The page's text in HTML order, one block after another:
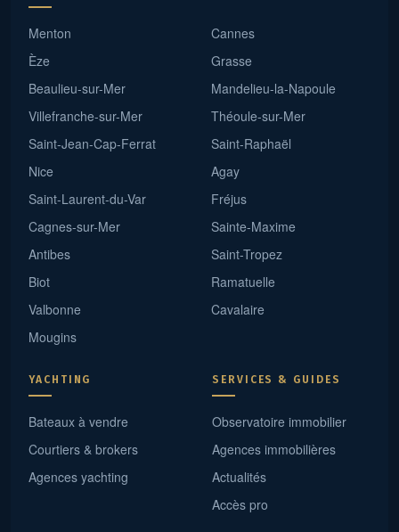
Menton
Èze
Beaulieu-sur-Mer
Villefranche-sur-Mer
Saint-Jean-Cap-Ferrat
Nice
Saint-Laurent-du-Var
Cagnes-sur-Mer
Antibes
Biot
Valbonne
Mougins
Cannes
Grasse
Mandelieu-la-Napoule
Théoule-sur-Mer
Saint-Raphaël
Agay
Fréjus
Sainte-Maxime
Saint-Tropez
Ramatuelle
Cavalaire
YACHTING
Bateaux à vendre
Courtiers & brokers
Agences yachting
SERVICES & GUIDES
Observatoire immobilier
Agences immobilières
Actualités
Accès pro